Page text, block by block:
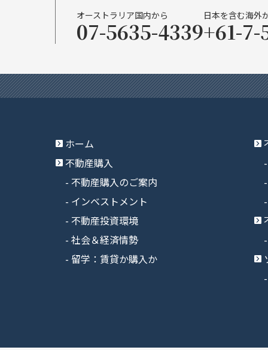
オーストラリア国内から
07-5635-4339
日本を含む海外
+61-
ホーム
不動産購入
不動産購入のご案内
インベストメント
不動産投資環境
社会＆経済情勢
留学：賃貸か購入か